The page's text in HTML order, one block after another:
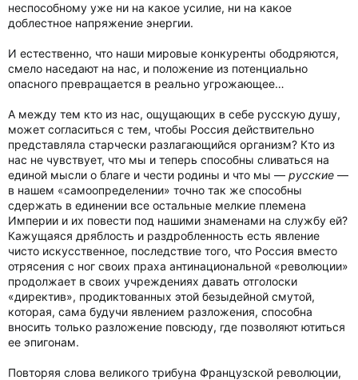
неспособному уже ни на какое усилие, ни на какое
доблестное напряжение энергии.
И естественно, что наши мировые конкуренты ободряются,
смело наседают на нас, и положение из потенциально
опасного превращается в реально угрожающее…
А между тем кто из нас, ощущающих в себе русскую душу,
может согласиться с тем, чтобы Россия действительно
представляла старчески разлагающийся организм? Кто из
нас не чувствует, что мы и теперь способны сливаться на
единой мысли о благе и чести родины и что мы — русские —
в нашем «самоопределении» точно так же способны
сдержать в единении все остальные мелкие племена
Империи и их повести под нашими знаменами на службу ей?
Кажущаяся дряблость и раздробленность есть явление
чисто искусственное, последствие того, что Россия вместо
отрясения с ног своих праха антинациональной «революции»
продолжает в своих учреждениях давать отголоски
«директив», продиктованных этой безыдейной смутой,
которая, сама будучи явлением разложения, способна
вносить только разложение повсюду, где позволяют ютиться
ее эпигонам.
Повторяя слова великого трибуна Французской революции,